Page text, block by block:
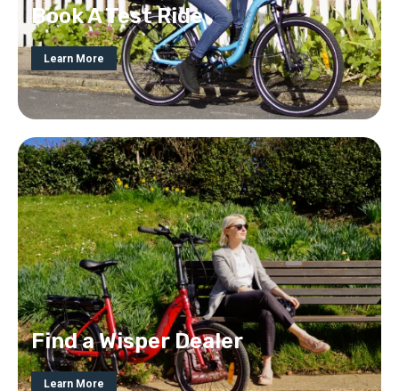
Book A Test Ride
Learn More
Find a Wisper Dealer
Learn More